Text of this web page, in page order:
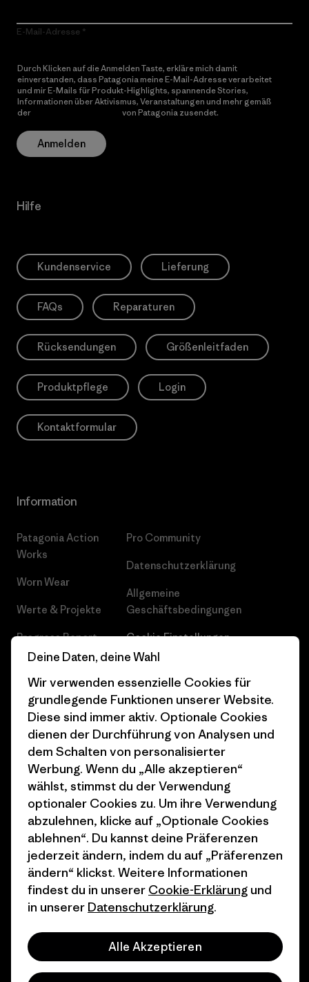
E-Mail-Adresse
Durch Klicken auf die Anmelden Taste, erkläre mich damit
einverstanden, dass Patagonia meine E-Mail-Adresse verarbeitet
und mir E-Mails für Produkt-Highlights, spannende Stories,
Informationen über Aktivismus, Veranstaltungen und mehr gemäß
der
von Patagonia zusendet.
Anmelden
Hilfe
Kundenservice Lieferung
FAQs Reparaturen
Rücksendungen Größenleitfaden
Produktpflege Login
Kontaktformular
Information
Patagonia Action
Works
Worn Wear
Werte & Projekte
Progress Report
Business Unusual
Klimaziele
1% For The Planet
Wie wir finanzieren
Geschenkgutscheine
Stores in deiner
Nähe
Pro Community
Datenschutzerklärung
Allgemeine
Geschäftsbedingungen
Cookie Einstellungen
Karriere
Pressekontakt
Industry program
Affiliate-Programm
Patagonia Deutschland
Seitenverzeichnis
© 2026 Patagonia, Inc. All Rights Reserved.
Deine Daten, deine Wahl
Wir verwenden essenzielle Cookies für
grundlegende Funktionen unserer Website.
Diese sind immer aktiv. Optionale Cookies
dienen der Durchführung von Analysen und
dem Schalten von personalisierter
Werbung. Wenn du „Alle akzeptieren“
wählst, stimmst du der Verwendung
optionaler Cookies zu. Um ihre Verwendung
abzulehnen, klicke auf „Optionale Cookies
ablehnen“. Du kannst deine Präferenzen
jederzeit ändern, indem du auf „Präferenzen
ändern“ klickst. Weitere Informationen
findest du in unserer Cookie-Erklärung und
in unserer Datenschutzerklärung.
Alle Akzeptieren